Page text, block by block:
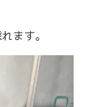
ます。